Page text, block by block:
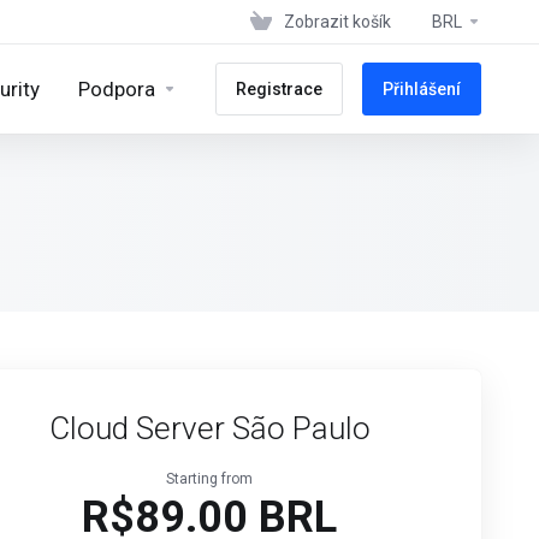
Zobrazit košík BRL
Podpora Registrace Přihlášení
Cloud Server São Paulo
Starting from
R$89.00 BRL